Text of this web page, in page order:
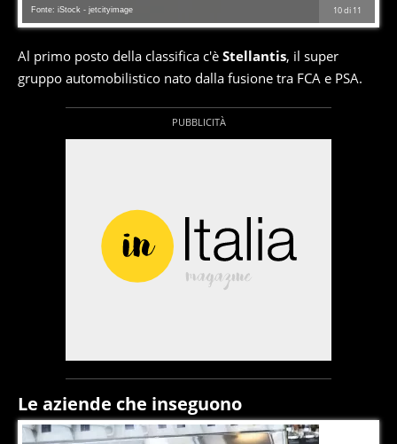
10di 11
Fonte: iStock - jetcityimage
Al primo posto della classifica c'è Stellantis, il super
gruppo automobilistico nato dalla fusione tra FCA e PSA.
Le aziende che inseguono